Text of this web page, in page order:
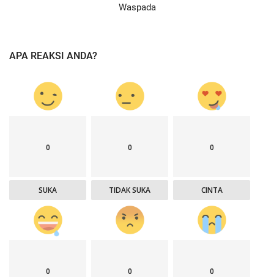
Waspada
APA REAKSI ANDA?
0
SUKA
0
TIDAK SUKA
0
CINTA
0 0 0